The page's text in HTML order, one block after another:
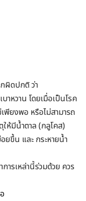
ผิดปกติ ว่า
หวาน โดยเมื่อเป็นโรค
เพียงพอ หรือไม่สามารถ
ห้มีน้ำตาล (กลูโคส)
ยขึ้น และ กระหายน้ำ
ารเหล่านี้ร่วมด้วย ควร